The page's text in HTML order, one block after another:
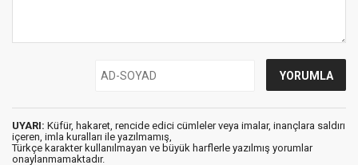
UYARI: Küfür, hakaret, rencide edici cümleler veya imalar, inançlara saldırı
içeren, imla kuralları ile yazılmamış,
Türkçe karakter kullanılmayan ve büyük harflerle yazılmış yorumlar
onaylanmamaktadır.